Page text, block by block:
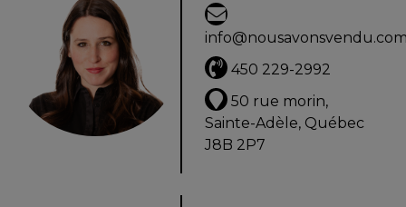
Évaluation
Avec
un
450 229-2992
50 rue morin,
Sainte-Adèle, Québec
J8B 2P7